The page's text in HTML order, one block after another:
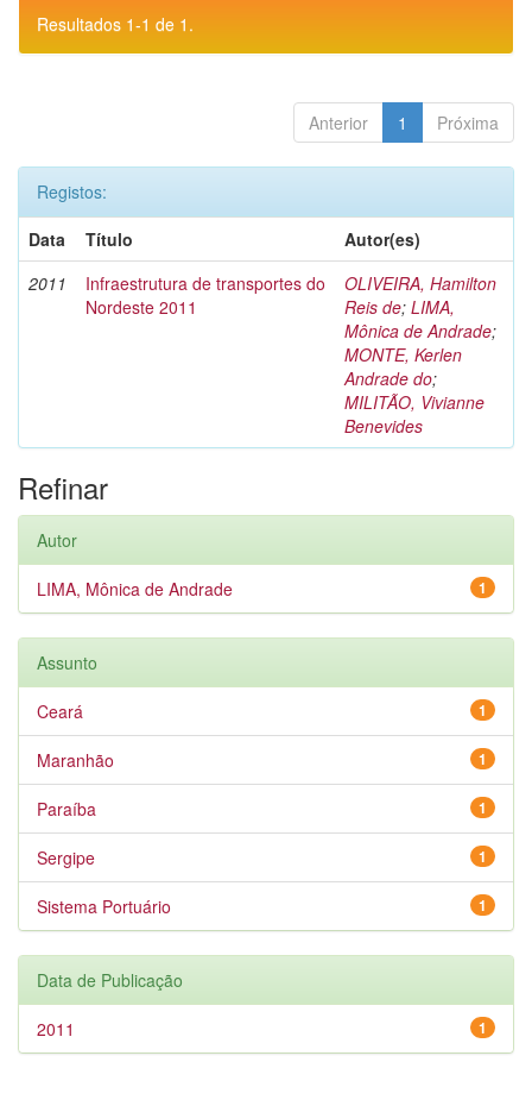
Resultados 1-1 de 1.
Anterior 1 Próxima
Registos:
Data
Título
Autor(es)
2011
Infraestrutura de transportes do
Nordeste 2011
OLIVEIRA, Hamilton
Reis de; LIMA,
Mônica de Andrade;
MONTE, Kerlen
Andrade do;
MILITÃO, Vivianne
Benevides
Refinar
Autor
1
LIMA, Mônica de Andrade
Assunto
1
Ceará
1
Maranhão
1
Paraíba
1
Sergipe
1
Sistema Portuário
Data de Publicação
1
2011